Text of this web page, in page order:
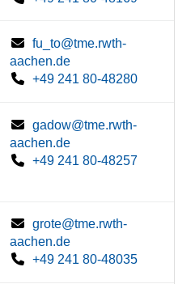
fu_to@tme.rwth-
aachen.de
+49 241 80-48280
gadow@tme.rwth-
aachen.de
+49 241 80-48257
grote@tme.rwth-
aachen.de
+49 241 80-48035